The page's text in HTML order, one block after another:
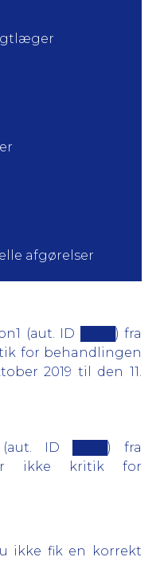
afgørelser
(aut. ID ████) fra
for behandlingen
2019 til den 11.
(aut. ID ████) fra
ikke kritik for
ikke fik en korrekt